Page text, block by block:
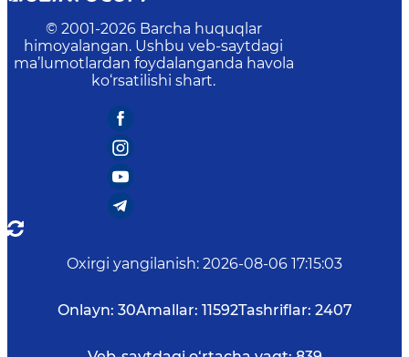
© 2001-2026 Barcha huquqlar
himoyalangan. Ushbu veb-saytdagi
ma’lumotlardan foydalanganda havola
ko‘rsatilishi shart.
Oxirgi yangilanish: 2026-08-06 17:15:03
Onlayn: 30Amallar: 11592Tashriflar: 2407